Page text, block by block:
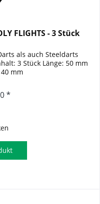
FLIGHTS - 3 Stück
als auch Steeldarts
3 Stück Länge: 50 mm
mm
*